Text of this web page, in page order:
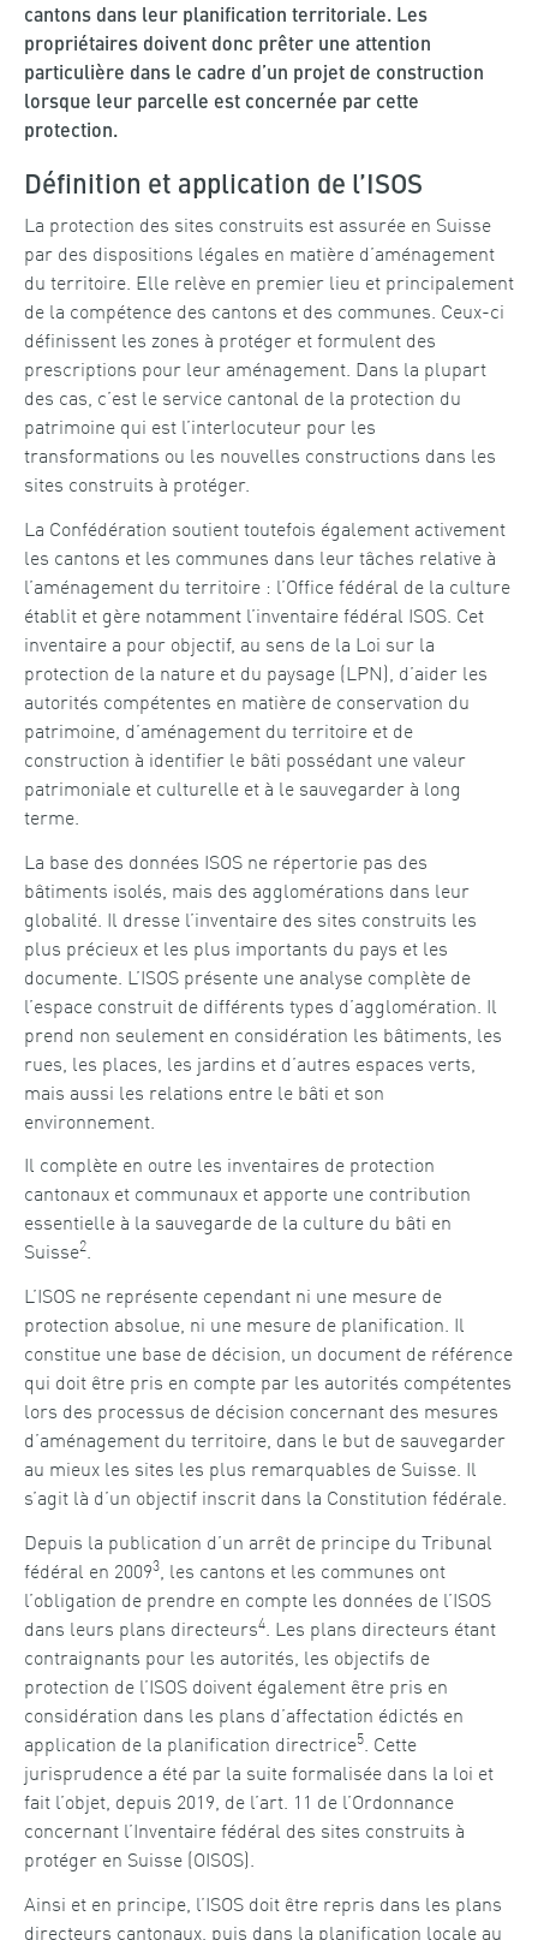
cantons dans leur planification territoriale. Les
propriétaires doivent donc prêter une attention
particulière dans le cadre d’un projet de construction
lorsque leur parcelle est concernée par cette
protection.
Définition et application de l’ISOS
La protection des sites construits est assurée en Suisse
par des dispositions légales en matière d’aménagement
du territoire. Elle relève en premier lieu et principalement
de la compétence des cantons et des communes. Ceux-ci
définissent les zones à protéger et formulent des
prescriptions pour leur aménagement. Dans la plupart
des cas, c’est le service cantonal de la protection du
patrimoine qui est l’interlocuteur pour les
transformations ou les nouvelles constructions dans les
sites construits à protéger.
La Confédération soutient toutefois également activement
les cantons et les communes dans leur tâches relative à
l’aménagement du territoire : l’Office fédéral de la culture
établit et gère notamment l’inventaire fédéral ISOS. Cet
inventaire a pour objectif, au sens de la Loi sur la
protection de la nature et du paysage (LPN), d’aider les
autorités compétentes en matière de conservation du
patrimoine, d’aménagement du territoire et de
construction à identifier le bâti possédant une valeur
patrimoniale et culturelle et à le sauvegarder à long
terme.
La base des données ISOS ne répertorie pas des
bâtiments isolés, mais des agglomérations dans leur
globalité. Il dresse l’inventaire des sites construits les
plus précieux et les plus importants du pays et les
documente. L’ISOS présente une analyse complète de
l’espace construit de différents types d’agglomération. Il
prend non seulement en considération les bâtiments, les
rues, les places, les jardins et d’autres espaces verts,
mais aussi les relations entre le bâti et son
environnement.
Il complète en outre les inventaires de protection
cantonaux et communaux et apporte une contribution
essentielle à la sauvegarde de la culture du bâti en
Suisse2.
L’ISOS ne représente cependant ni une mesure de
protection absolue, ni une mesure de planification. Il
constitue une base de décision, un document de référence
qui doit être pris en compte par les autorités compétentes
lors des processus de décision concernant des mesures
d’aménagement du territoire, dans le but de sauvegarder
au mieux les sites les plus remarquables de Suisse. Il
s’agit là d’un objectif inscrit dans la Constitution fédérale.
Depuis la publication d’un arrêt de principe du Tribunal
fédéral en 20093, les cantons et les communes ont
l’obligation de prendre en compte les données de l’ISOS
dans leurs plans directeurs4. Les plans directeurs étant
contraignants pour les autorités, les objectifs de
protection de l’ISOS doivent également être pris en
considération dans les plans d’affectation édictés en
application de la planification directrice5. Cette
jurisprudence a été par la suite formalisée dans la loi et
fait l’objet, depuis 2019, de l’art. 11 de l’Ordonnance
concernant l’Inventaire fédéral des sites construits à
protéger en Suisse (OISOS).
Ainsi et en principe, l’ISOS doit être repris dans les plans
directeurs cantonaux, puis dans la planification locale au